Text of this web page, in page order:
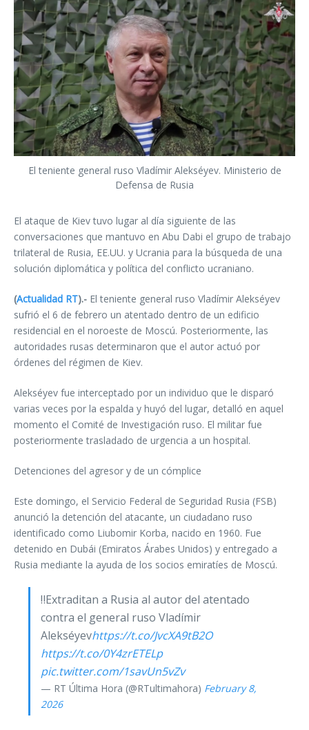
El teniente general ruso Vladímir Alekséyev. Ministerio de
Defensa de Rusia
El ataque de Kiev tuvo lugar al día siguiente de las
conversaciones que mantuvo en Abu Dabi el grupo de trabajo
trilateral de Rusia, EE.UU. y Ucrania para la búsqueda de una
solución diplomática y política del conflicto ucraniano.
(Actualidad RT).- El teniente general ruso Vladímir Alekséyev
sufrió el 6 de febrero un atentado dentro de un edificio
residencial en el noroeste de Moscú. Posteriormente, las
autoridades rusas determinaron que el autor actuó por
órdenes del régimen de Kiev.
Alekséyev fue interceptado por un individuo que le disparó
varias veces por la espalda y huyó del lugar, detalló en aquel
momento el Comité de Investigación ruso. El militar fue
posteriormente trasladado de urgencia a un hospital.
Detenciones del agresor y de un cómplice
Este domingo, el Servicio Federal de Seguridad Rusia (FSB)
anunció la detención del atacante, un ciudadano ruso
identificado como Liubomir Korba, nacido en 1960. Fue
detenido en Dubái (Emiratos Árabes Unidos) y entregado a
Rusia mediante la ayuda de los socios emiratíes de Moscú.
‼️Extraditan a Rusia al autor del atentado
contra el general ruso Vladímir
Alekséyevhttps://t.co/JvcXA9tB2O
https://t.co/0Y4zrETELp
pic.twitter.com/1savUn5vZv
— RT Última Hora (@RTultimahora) February 8,
2026